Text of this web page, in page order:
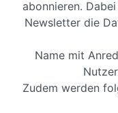
abonnieren.
Newsletter die
Name mit
Zudem werden